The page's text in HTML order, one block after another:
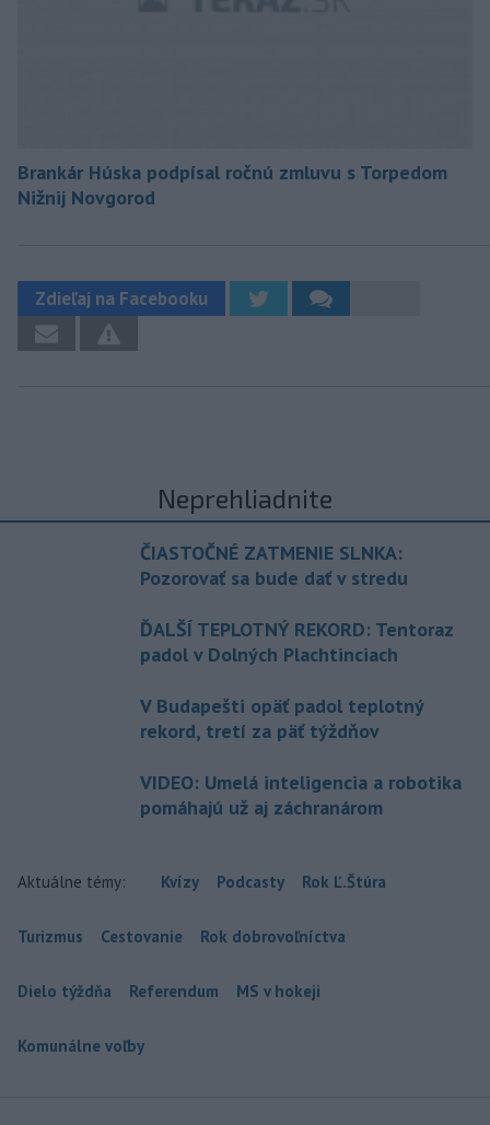
Brankár Húska podpísal ročnú zmluvu s Torpedom
Nižnij Novgorod
Zdieľaj na Facebooku
Neprehliadnite
ČIASTOČNÉ ZATMENIE SLNKA:
Pozorovať sa bude dať v stredu
ĎALŠÍ TEPLOTNÝ REKORD: Tentoraz
padol v Dolných Plachtinciach
V Budapešti opäť padol teplotný
rekord, tretí za päť týždňov
VIDEO: Umelá inteligencia a robotika
pomáhajú už aj záchranárom
Aktuálne témy: Kvízy Podcasty Rok Ľ.Štúra
Turizmus Cestovanie Rok dobrovoľníctva
Dielo týždňa Referendum MS v hokeji
Komunálne voľby